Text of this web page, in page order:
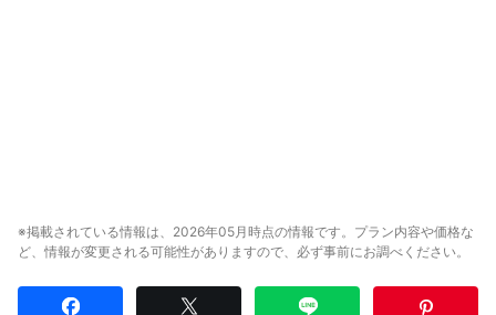
※掲載されている情報は、2026年05月時点の情報です。プラン内容や価格な
ど、情報が変更される可能性がありますので、必ず事前にお調べください。